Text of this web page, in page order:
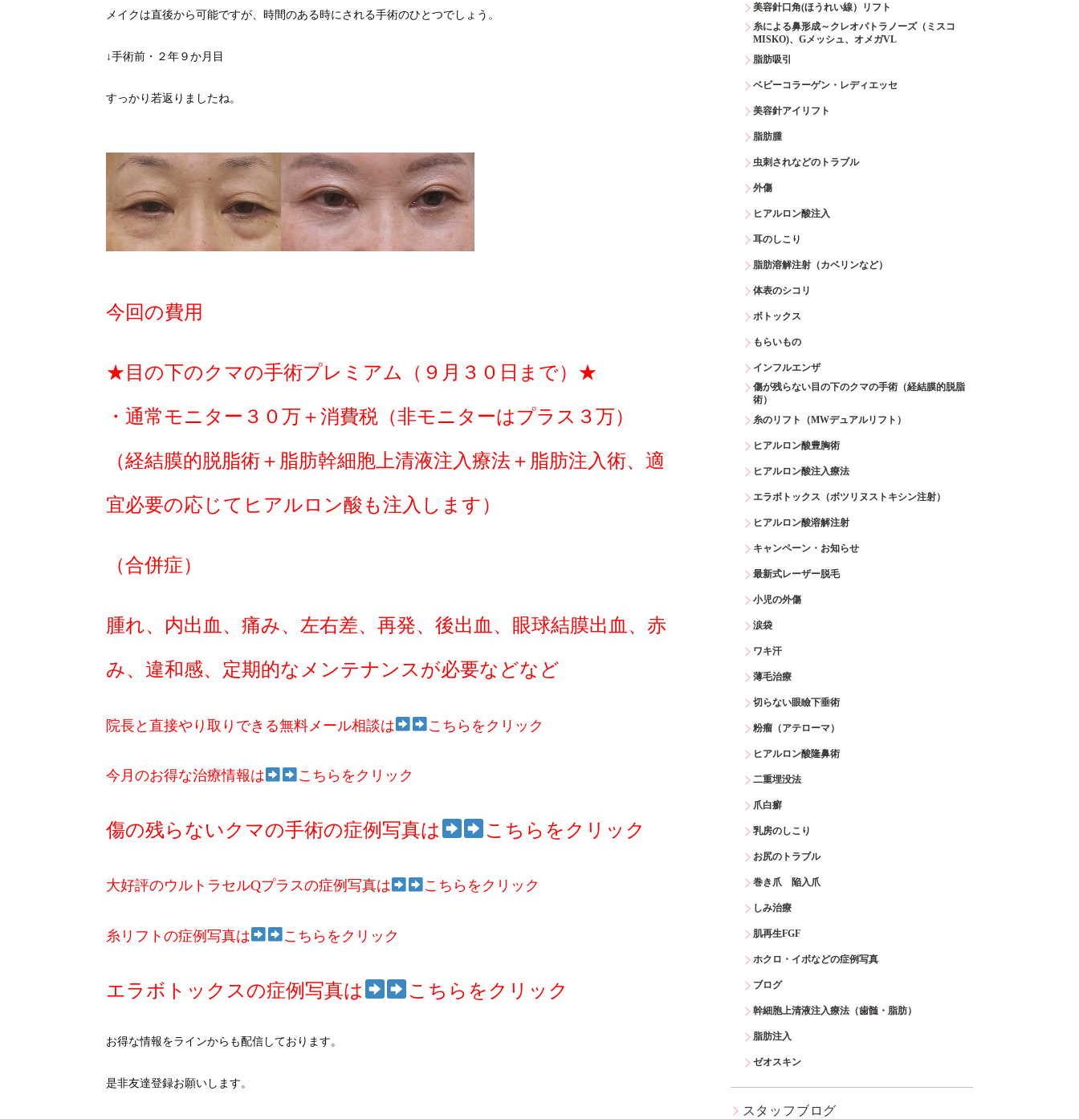
メイクは直後から可能ですが、時間のある時にされる手術のひとつでしょう。
↓手術前・２年９か月目
すっかり若返りましたね。
今回の費用
★目の下のクマの手術プレミアム（９月３０日まで）★
・通常モニター３０万＋消費税（非モニターはプラス３万）
（経結膜的脱脂術＋脂肪幹細胞上清液注入療法＋脂肪注入術、適
宜必要の応じてヒアルロン酸も注入します）
（合併症）
腫れ、内出血、痛み、左右差、再発、後出血、眼球結膜出血、赤
み、違和感、定期的なメンテナンスが必要などなど
院長と直接やり取りできる無料メール相談は こちらをクリック
今月のお得な治療情報は こちらをクリック
傷の残らないクマの手術の症例写真は こちらをクリック
大好評のウルトラセルQプラスの症例写真は こちらをクリック
糸リフトの症例写真は こちらをクリック
エラボトックスの症例写真は こちらをクリック
お得な情報をラインからも配信しております。
是非友達登録お願いします。
美容針口角(ほうれい線）リフト
糸による鼻形成～クレオパトラノーズ（ミスコ
MISKO)、Gメッシュ、オメガVL
脂肪吸引
ベビーコラーゲン・レディエッセ
美容針アイリフト
脂肪腫
虫刺されなどのトラブル
外傷
ヒアルロン酸注入
耳のしこり
脂肪溶解注射（カベリンなど）
体表のシコリ
ボトックス
もらいもの
インフルエンザ
傷が残らない目の下のクマの手術（経結膜的脱脂
術）
糸のリフト（MWデュアルリフト）
ヒアルロン酸豊胸術
ヒアルロン酸注入療法
エラボトックス（ボツリヌストキシン注射）
ヒアルロン酸溶解注射
キャンペーン・お知らせ
最新式レーザー脱毛
小児の外傷
涙袋
ワキ汗
薄毛治療
切らない眼瞼下垂術
粉瘤（アテローマ）
ヒアルロン酸隆鼻術
二重埋没法
爪白癬
乳房のしこり
お尻のトラブル
巻き爪 陥入爪
しみ治療
肌再生FGF
ホクロ・イボなどの症例写真
ブログ
幹細胞上清液注入療法（歯髄・脂肪）
脂肪注入
ゼオスキン
スタッフブログ